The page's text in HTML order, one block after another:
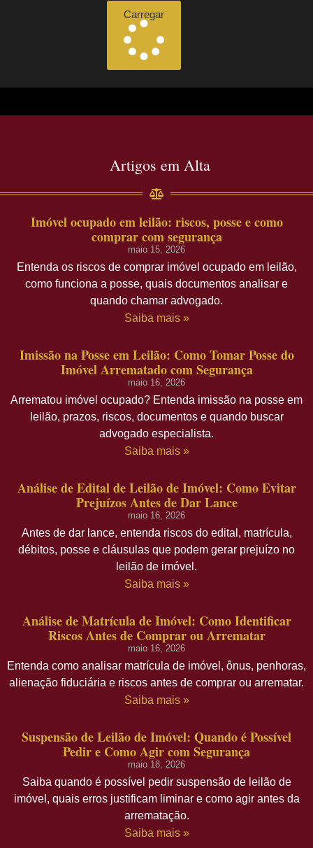
Carregar
Artigos em Alta
Imóvel ocupado em leilão: riscos, posse e como
comprar com segurança
maio 15, 2026
Entenda os riscos de comprar imóvel ocupado em leilão,
como funciona a posse, quais documentos analisar e
quando chamar advogado.
Saiba mais »
Imissão na Posse em Leilão: Como Tomar Posse do
Imóvel Arrematado com Segurança
maio 16, 2026
Arrematou imóvel ocupado? Entenda imissão na posse em
leilão, prazos, riscos, documentos e quando buscar
advogado especialista.
Saiba mais »
Análise de Edital de Leilão de Imóvel: Como Evitar
Prejuízos Antes de Dar Lance
maio 16, 2026
Antes de dar lance, entenda riscos do edital, matrícula,
débitos, posse e cláusulas que podem gerar prejuízo no
leilão de imóvel.
Saiba mais »
Análise de Matrícula de Imóvel: Como Identificar
Riscos Antes de Comprar ou Arrematar
maio 16, 2026
Entenda como analisar matrícula de imóvel, ônus, penhoras,
alienação fiduciária e riscos antes de comprar ou arrematar.
Saiba mais »
Suspensão de Leilão de Imóvel: Quando é Possível
Pedir e Como Agir com Segurança
maio 18, 2026
Saiba quando é possível pedir suspensão de leilão de
imóvel, quais erros justificam liminar e como agir antes da
arrematação.
Saiba mais »